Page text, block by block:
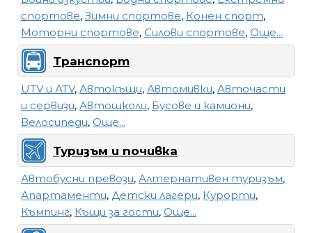
спортове, Зимни спортове, Конен спорт,
Моторни спортове, Силови спортове, Още...
Транспорт
UTV и АТV, Автокъщи, Автомивки, Авточасти
и сервизи, Автошколи, Бусове и камиони,
Велосипеди, Още...
Туризъм и почивка
Автобусни превози, Алтернативен туризъм,
Апартаменти, Детски лагери, Курорти,
Къмпинг, Къщи за гости, Още...